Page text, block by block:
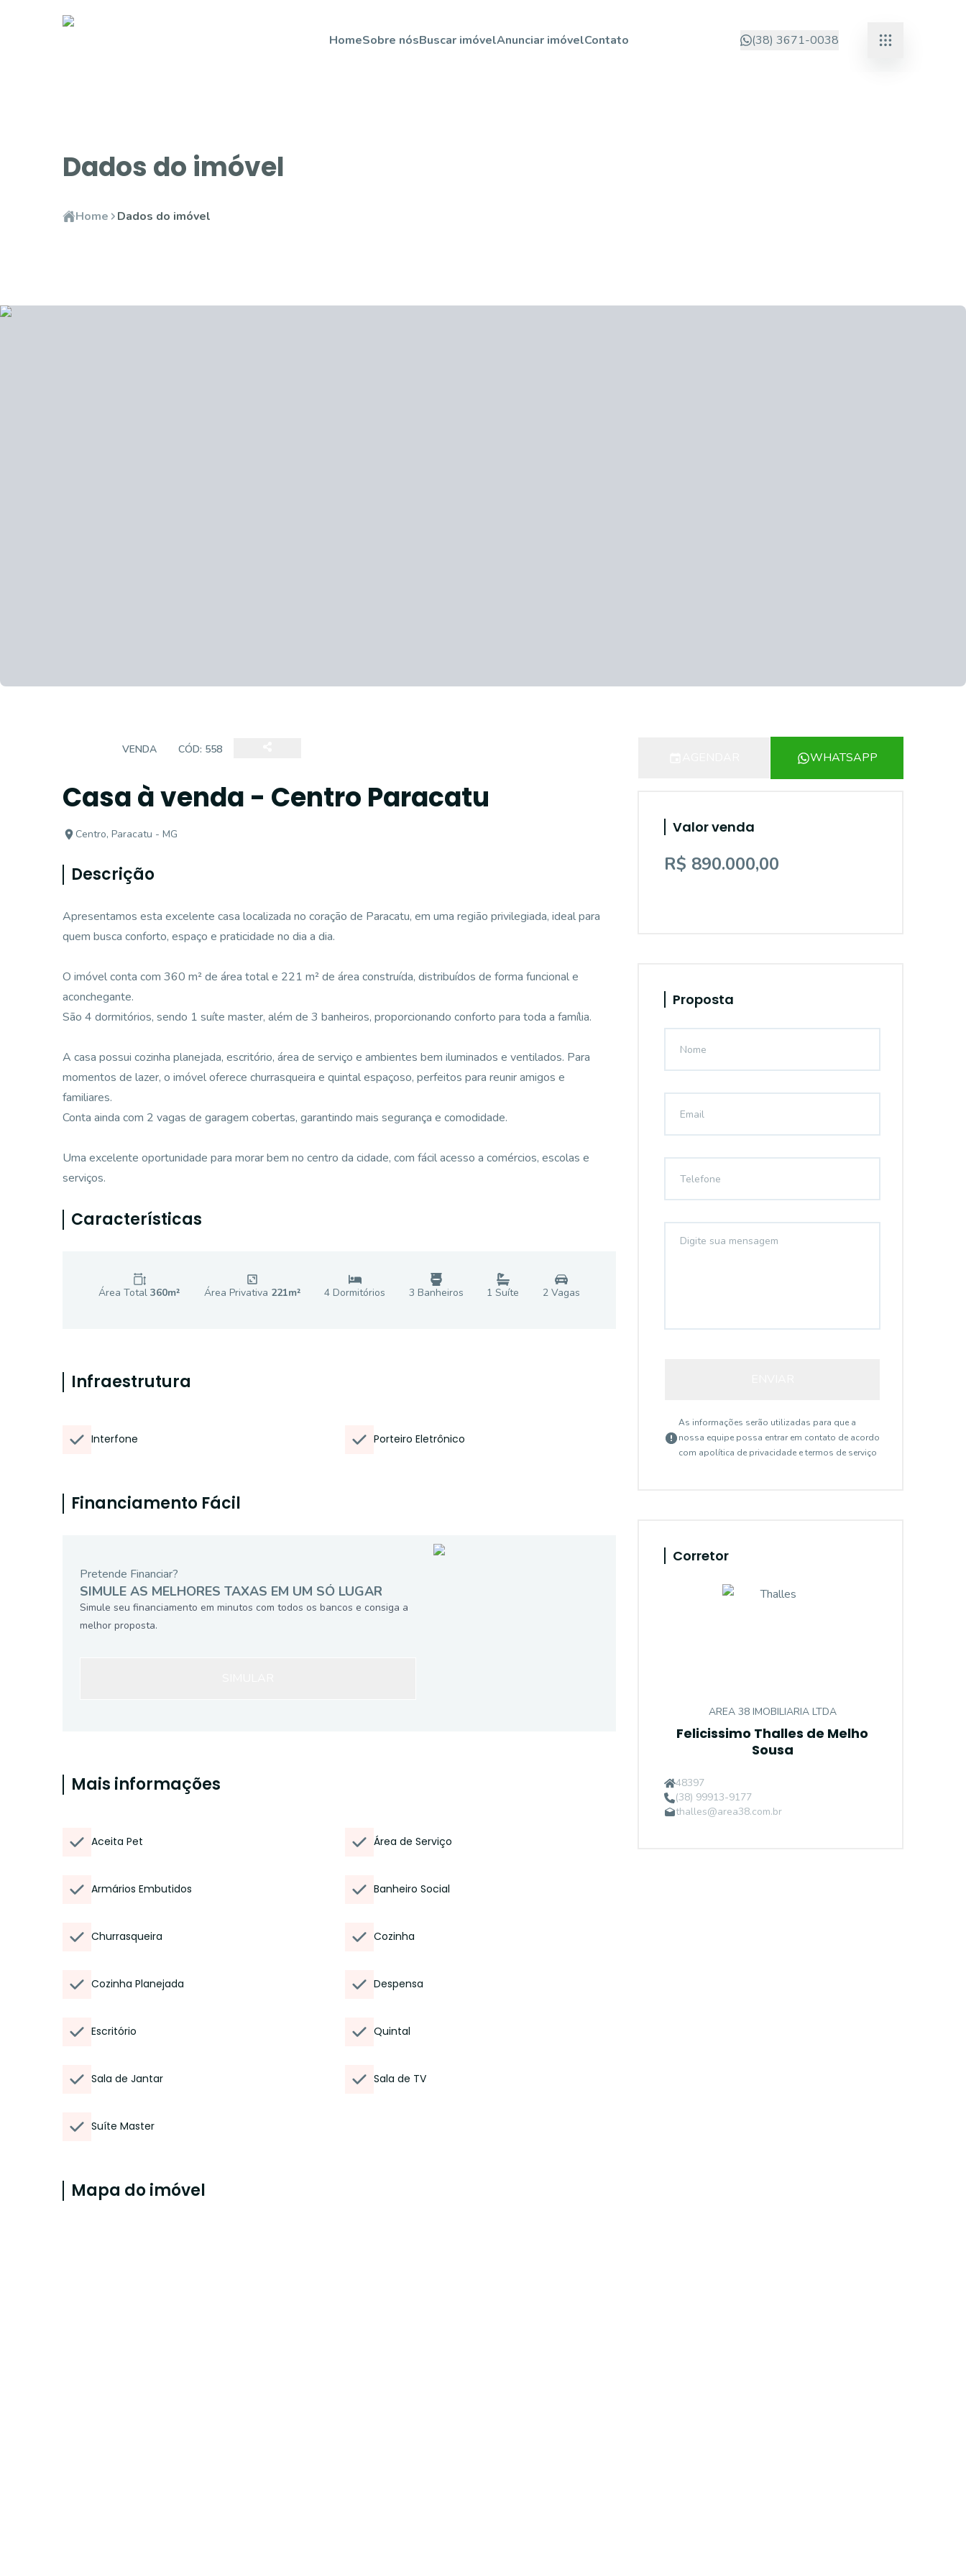
HomeSobre nósBuscar imóvelAnunciar imóvelContato (38) 3671-0038
Dados do imóvel
Home Dados do imóvel
VENDA CÓD: 558
Casa à venda - Centro Paracatu
Centro, Paracatu - MG
Descrição
Apresentamos esta excelente casa localizada no coração de Paracatu, em uma região privilegiada, ideal para
quem busca conforto, espaço e praticidade no dia a dia.
O imóvel conta com 360 m² de área total e 221 m² de área construída, distribuídos de forma funcional e
aconchegante.
São 4 dormitórios, sendo 1 suíte master, além de 3 banheiros, proporcionando conforto para toda a família.
A casa possui cozinha planejada, escritório, área de serviço e ambientes bem iluminados e ventilados. Para
momentos de lazer, o imóvel oferece churrasqueira e quintal espaçoso, perfeitos para reunir amigos e
familiares.
Conta ainda com 2 vagas de garagem cobertas, garantindo mais segurança e comodidade.
Uma excelente oportunidade para morar bem no centro da cidade, com fácil acesso a comércios, escolas e
serviços.
Características
Área Total 360m² Área Privativa 221m² 4 Dormitórios 3 Banheiros 1 Suíte 2Vagas
Infraestrutura
Interfone Porteiro Eletrônico
Financiamento Fácil
Pretende Financiar?
SIMULE AS MELHORES TAXAS EM UM SÓ LUGAR
Simule seu financiamento em minutos com todos os bancos e consiga a
melhor proposta.
Mais informações
Aceita Pet Área de Serviço
Armários Embutidos Banheiro Social
Churrasqueira Cozinha
Cozinha Planejada Despensa
Escritório Quintal
Sala de Jantar Sala de TV
Suíte Master
Mapa do imóvel
WHATSAPP
Valor venda
R$ 890.000,00
Proposta
As informações serão utilizadas para que a
nossa equipe possa entrar em contato de acordo
com apolítica de privacidade e termos de serviço
Corretor
AREA 38 IMOBILIARIA LTDA
Felicissimo Thalles de Melho
Sousa
48397
(38) 99913-9177
thalles@area38.com.br